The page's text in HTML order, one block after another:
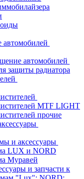
автомобилей
автомобилей
защиты радиатора
MTF LIGHT
прочие
и аксессуары
LUX и NORD
Муравей
и запчасти к